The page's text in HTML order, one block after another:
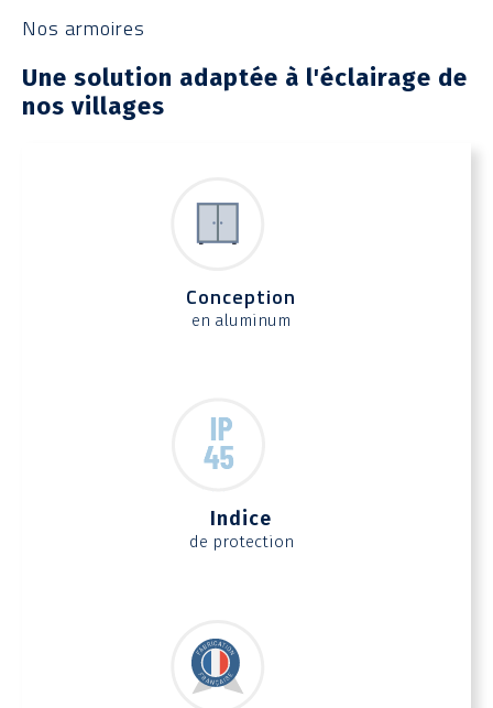
Nos armoires
Une solution adaptée à l'éclairage de
nos villages
Conception
en aluminum
Indice
de protection